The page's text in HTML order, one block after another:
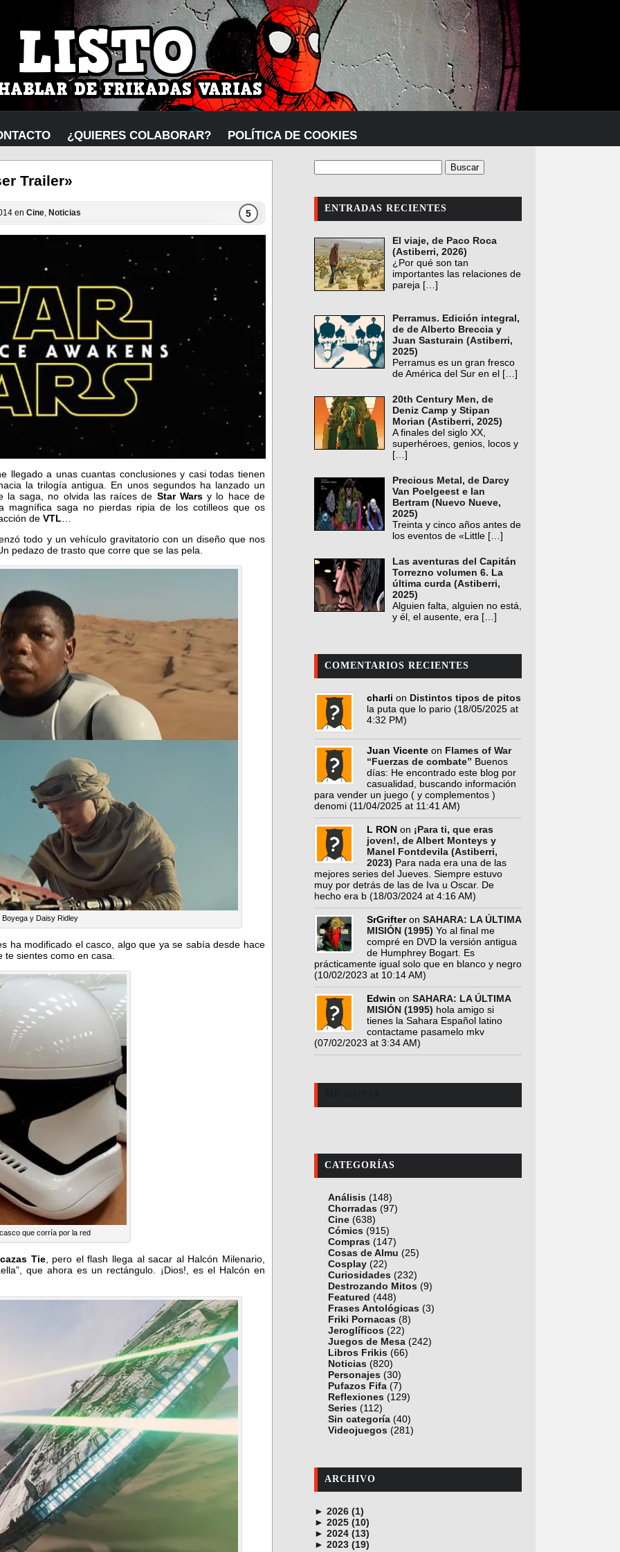
¿QUIERES COLABORAR? POLÍTICA DE COOKIES
Trailer»
en Cine, Noticias 5
llegado a unas cuantas conclusiones y casi todas tienen
la trilogía antigua. En unos segundos ha lanzado un
la saga, no olvida las raíces de Star Warsy lo hace de
magnífica saga no pierdas ripia de los cotilleos que os
de VTL
todo y un vehículo gravitatorio con un diseño que nos
pedazo de trasto que corre que se las pela.
Boyega y Daisy Ridley
ha modificado el casco, algo que ya se sabía desde hace
sientes como en casa.
que corría por la red
cazas Tie, pero el flash llega al sacar al Halcón Milenario,
que ahora es un rectángulo. ¡Dios!, es el Halcón en
ENTRADAS RECIENTES
El viaje, de Paco Roca
(Astiberri, 2026)
¿Por qué son tan
importantes las relaciones de
pareja […]
Perramus. Edición integral,
de de Alberto Breccia y
Juan Sasturain (Astiberri,
2025)
Perramus es un gran fresco
de América del Sur en el […]
20th Century Men, de
Deniz Camp y Stipan
Morian (Astiberri, 2025)
A finales del siglo XX,
superhéroes, genios, locos y
[…]
Precious Metal, de Darcy
Van Poelgeest e Ian
Bertram (Nuevo Nueve,
2025)
Treinta y cinco años antes de
los eventos de «Little […]
Las aventuras del Capitán
Torrezno volumen 6. La
última curda (Astiberri,
2025)
Alguien falta, alguien no está,
y él, el ausente, era […]
COMENTARIOS RECIENTES
charli on Distintos tipos de pitos
la puta que lo pario (18/05/2025 at
4:32 PM)
Juan Vicente on Flames of War
“Fuerzas de combate” Buenos
días: He encontrado este blog por
casualidad, buscando información
para vender un juego ( y complementos )
denomi (11/04/2025 at 11:41 AM)
L RON on ¡Para ti, que eras
joven!, de Albert Monteys y
Manel Fontdevila (Astiberri,
2023) Para nada era una de las
mejores series del Jueves. Siempre estuvo
muy por detrás de las de Iva u Oscar. De
hecho era b (18/03/2024 at 4:16 AM)
SrGrifteron SAHARA: LA ÚLTIMA
MISIÓN (1995) Yo al final me
compré en DVD la versión antigua
de Humphrey Bogart. Es
prácticamente igual solo que en blanco y negro
(10/02/2023 at 10:14 AM)
Edwin on SAHARA: LA ÚLTIMA
MISIÓN (1995) hola amigo si
tienes la Sahara Español latino
contactame pasamelo mkv
(07/02/2023 at 3:34 AM)
CATEGORÍAS
Análisis (148)
Chorradas (97)
Cine (638)
Cómics (915)
Compras (147)
Cosas de Almu (25)
Cosplay (22)
Curiosidades (232)
Destrozando Mitos (9)
Featured (448)
Frases Antológicas (3)
Friki Pornacas (8)
Jeroglíficos (22)
Juegos de Mesa (242)
Libros Frikis (66)
Noticias (820)
Personajes (30)
Pufazos Fifa (7)
Reflexiones (129)
Series (112)
Sin categoría (40)
Videojuegos (281)
ARCHIVO
► 2026 (1)
junio (1)
► 2025 (10)
noviembre (1)
octubre (1)
► 2024 (13)
diciembre (4)
► 2023 (19)